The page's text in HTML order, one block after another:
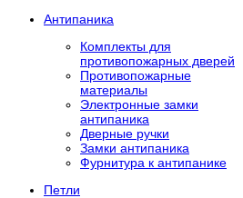
Антипаника
Комплекты для
противопожарных дверей
Противопожарные
материалы
Электронные замки
антипаника
Дверные ручки
Замки антипаника
Фурнитура к антипанике
Петли